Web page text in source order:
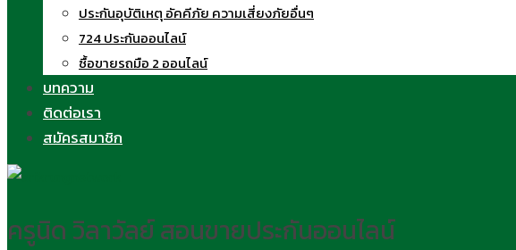
ประกันอุบัติเหตุ อัคคีภัย ความเสี่ยงภัยอื่นๆ
724 ประกันออนไลน์
ซื้อขายรถมือ 2 ออนไลน์
บทความ
ติดต่อเรา
สมัครสมาชิก
ครูนิด วิลาวัลย์ สอนขายประกันออนไลน์